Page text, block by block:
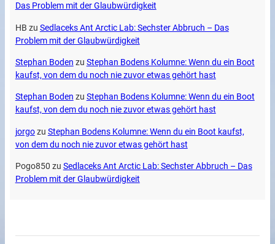
Das Problem mit der Glaubwürdigkeit
HB zu Sedlaceks Ant Arctic Lab: Sechster Abbruch – Das
Problem mit der Glaubwürdigkeit
Stephan Boden zu Stephan Bodens Kolumne: Wenn du ein Boot
kaufst, von dem du noch nie zuvor etwas gehört hast
Stephan Boden zu Stephan Bodens Kolumne: Wenn du ein Boot
kaufst, von dem du noch nie zuvor etwas gehört hast
jorgozu Stephan Bodens Kolumne: Wenn du ein Boot kaufst,
von dem du noch nie zuvor etwas gehört hast
Pogo850 zu Sedlaceks Ant Arctic Lab: Sechster Abbruch – Das
Problem mit der Glaubwürdigkeit